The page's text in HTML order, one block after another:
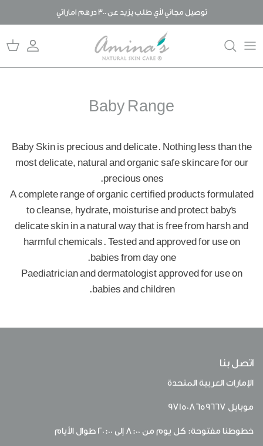
الى
المحتوى
توصيل مجاني لأي طلب يزيد عن 300 درهم اماراتي
المنتجات
قصتنا
المدونة
Baby Range
Baby Skin is precious and delicate. Nothing less than the
most delicate, natural and organic safe skincare for our
precious ones.
A complete range of organic certified products formulated
to cleanse, hydrate, moisturise and protect baby's
delicate skin in a natural way that is free from harsh and
harmful chemicals. Tested and approved for use on
babies from day one.
Paediatrician and dermatologist approved for use on
babies and children.
اتصل بنا
الإمارات العربية المتحدة
موبايل 971508659667
خطوطنا مفتوحة: كل يوم من 8:00 إلى 20:00 طوال الأيام